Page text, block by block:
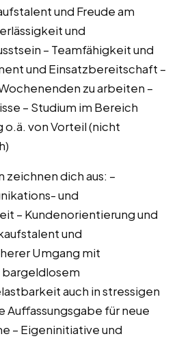
und Freude am
und
– Teamfähigkeit und
und Einsatzbereitschaft –
zu arbeiten –
– Studium im Bereich
von Vorteil (nicht
dich aus: –
und
– Kundenorientierung und
und
Umgang mit
bargeldlosem
auch in stressigen
Auffassungsgabe für neue
– Eigeninitiative und